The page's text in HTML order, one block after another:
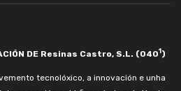
DE Resinas Castro, S.L. (0401)
tecnolóxico, a innovación e unha